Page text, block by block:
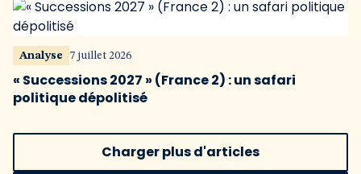
Analyse 7 juillet 2026
« Successions 2027 » (France 2) : un safari
politique dépolitisé
Charger plus d'articles